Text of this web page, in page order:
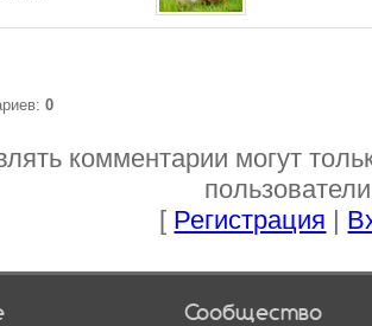
: 0
комментарии могут
[ Регистрация |
Сообщество